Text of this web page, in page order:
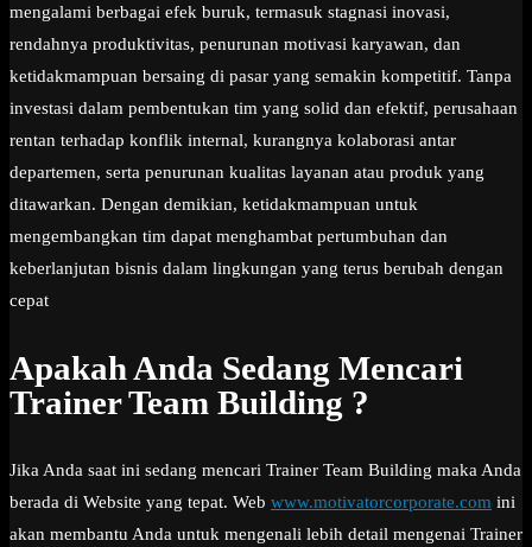
mengalami berbagai efek buruk, termasuk stagnasi inovasi,
rendahnya produktivitas, penurunan motivasi karyawan, dan
ketidakmampuan bersaing di pasar yang semakin kompetitif. Tanpa
investasi dalam pembentukan tim yang solid dan efektif, perusahaan
rentan terhadap konflik internal, kurangnya kolaborasi antar
departemen, serta penurunan kualitas layanan atau produk yang
ditawarkan. Dengan demikian, ketidakmampuan untuk
mengembangkan tim dapat menghambat pertumbuhan dan
keberlanjutan bisnis dalam lingkungan yang terus berubah dengan
cepat
Apakah Anda Sedang Mencari
Trainer Team Building ?
Jika Anda saat ini sedang mencari Trainer Team Building maka Anda
berada di Website yang tepat. Web www.motivatorcorporate.com ini
akan membantu Anda untuk mengenali lebih detail mengenai Trainer